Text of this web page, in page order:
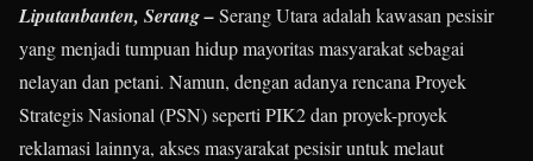
Liputanbanten, Serang –Serang Utara adalah kawasan pesisir
yang menjadi tumpuan hidup mayoritas masyarakat sebagai
nelayan dan petani. Namun, dengan adanya rencana Proyek
Strategis Nasional (PSN) seperti PIK2 dan proyek-proyek
reklamasi lainnya, akses masyarakat pesisir untuk melaut